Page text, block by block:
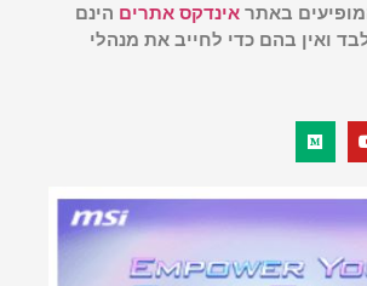
באתר אינדקס אתרים הינם
ואין בהם כדי לחייב את מנהלי